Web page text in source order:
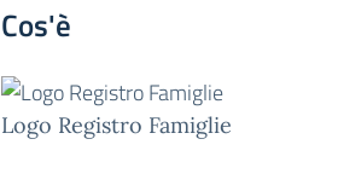
Cos'è
Logo Registro Famiglie